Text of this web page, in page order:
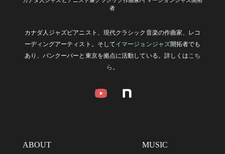
者
カナダ人ジャズピアニスト、現代クラシック音楽の作曲家、レコ
ーディングアーティスト。そしてイマージョンジャズ開拓者でも
あり、バンクーバーと東京を拠点に活動している。詳しくはこち
ら 。
ABOUT MUSIC